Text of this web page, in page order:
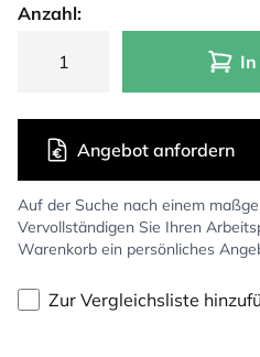
Anzahl:
Auf der Suche nach einem
Vervollständigen Sie Ihren
Warenkorb ein persönliches
Angebot anfordern
Zur Vergleichsliste